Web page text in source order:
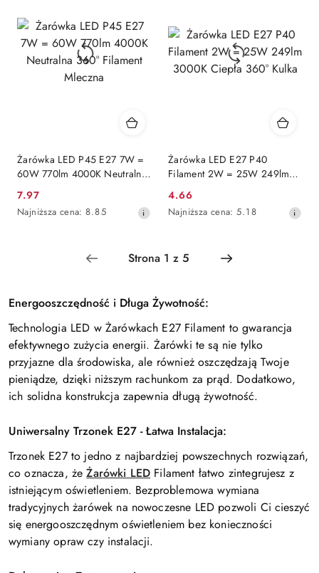
przed
obniżką
obniżką
Żarówka LED P45 E27 7W =
60W 770lm 4000K Neutralna
Cena
promocyjna:
7.97
Najniższa
Najniższa cena: 8.85
Żarówka LED E27 P40
Filament 2W = 25W 249lm
Cena
promocyjna:
4.66
Najniższa
dni
Najniższa cena: 5.18
Energooszczędność i Długa Żywotność:
Technologia LED w Żarówkach E27 Filament to gwarancja
efektywnego zużycia energii. Żarówki te są nie tylko
przyjazne dla środowiska, ale również oszczędzają Twoje
pieniądze, dzięki niższym rachunkom za prąd. Dodatkowo,
ich solidna konstrukcja zapewnia długą żywotność.
Uniwersalny Trzonek E27 - Łatwa Instalacja:
Trzonek E27 to jedno z najbardziej powszechnych rozwiązań,
co oznacza, żeŻarówki LED Filament łatwo zintegrujesz z
istniejącym oświetleniem. Bezproblemowa wymiana
tradycyjnych żarówek na nowoczesne LED pozwoli Ci cieszyć
się energooszczędnym oświetleniem bez konieczności
wymiany opraw czy instalacji.